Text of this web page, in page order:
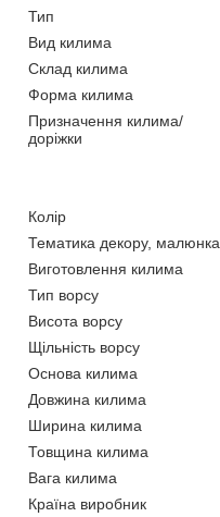
Тип
Вид килима
Склад килима
Форма килима
Призначення килима/
доріжки
Колір
Тематика декору, малюнка
Виготовлення килима
Тип ворсу
Висота ворсу
Щільність ворсу
Основа килима
Довжина килима
Ширина килима
Товщина килима
Вага килима
Країна виробник